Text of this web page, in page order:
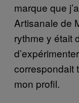
marque que
Artisanale de
rythme y était
correspondait
mon profil.